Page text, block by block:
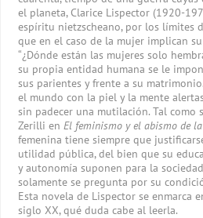
el planeta, Clarice Lispector (1920-
espíritu nietzscheano, por los límites
que en el caso de la mujer implican
“¿Dónde están las mujeres solo
su propia entidad humana se le
sus parientes y frente a su
el mundo con la piel y la mente
sin padecer una mutilación. Tal como
Zerilli enEl feminismo y el abismo de
femenina tiene siempre que
utilidad pública, del bien que su
y autonomía suponen para la
solamente se pregunta por su
Esta novela de Lispector se enmarca
siglo XX, qué duda cabe al leerla.